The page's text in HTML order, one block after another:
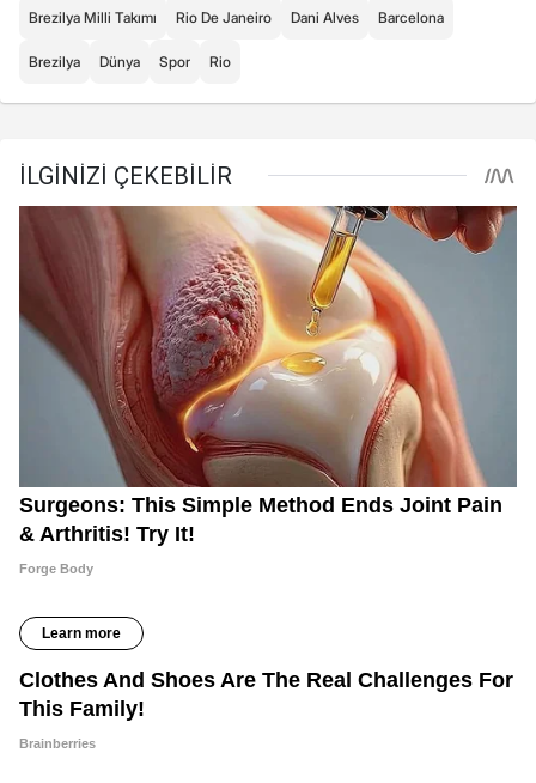
Brezilya Milli Takımı Rio De Janeiro Dani Alves Barcelona
Brezilya Dünya Spor Rio